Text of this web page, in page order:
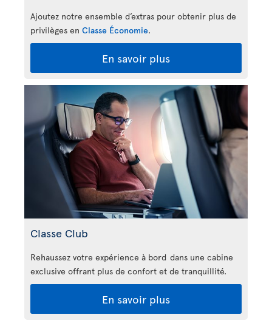
Ajoutez notre ensemble d’extras pour obtenir plus de
privilèges en Classe Économie.
En savoir plus
Classe Club
Rehaussez votre expérience à bord dans une cabine
exclusive offrant plus de confort et de tranquillité.
En savoir plus